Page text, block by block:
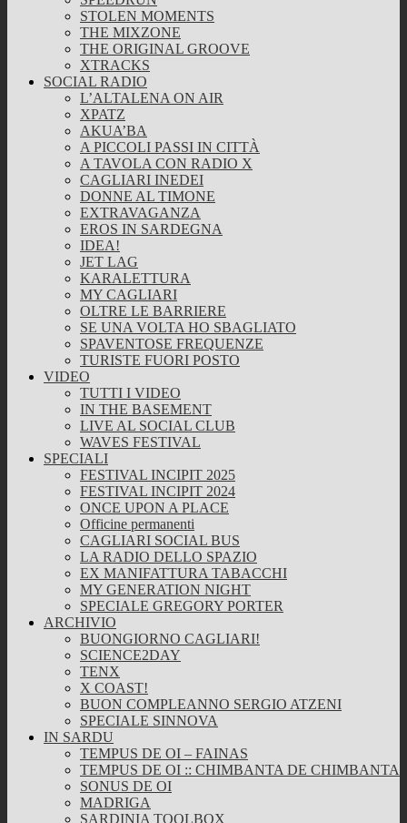
STOLEN MOMENTS
THE MIXZONE
THE ORIGINAL GROOVE
XTRACKS
SOCIAL RADIO
L’ALTALENA ON AIR
XPATZ
AKUA’BA
A PICCOLI PASSI IN CITTÀ
A TAVOLA CON RADIO X
CAGLIARI INEDEI
DONNE AL TIMONE
EXTRAVAGANZA
EROS IN SARDEGNA
IDEA!
JET LAG
KARALETTURA
MY CAGLIARI
OLTRE LE BARRIERE
SE UNA VOLTA HO SBAGLIATO
SPAVENTOSE FREQUENZE
TURISTE FUORI POSTO
VIDEO
TUTTI I VIDEO
IN THE BASEMENT
LIVE AL SOCIAL CLUB
WAVES FESTIVAL
SPECIALI
FESTIVAL INCIPIT 2025
FESTIVAL INCIPIT 2024
ONCE UPON A PLACE
Officine permanenti
CAGLIARI SOCIAL BUS
LA RADIO DELLO SPAZIO
EX MANIFATTURA TABACCHI
MY GENERATION NIGHT
SPECIALE GREGORY PORTER
ARCHIVIO
BUONGIORNO CAGLIARI!
SCIENCE2DAY
TENX
X COAST!
BUON COMPLEANNO SERGIO ATZENI
SPECIALE SINNOVA
IN SARDU
TEMPUS DE OI – FAINAS
TEMPUS DE OI :: CHIMBANTA DE CHIMBANTA
SONUS DE OI
MADRIGA
SARDINIA TOOLBOX